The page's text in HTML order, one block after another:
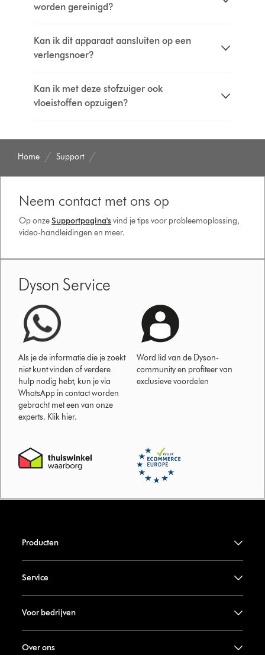
worden gereinigd?
Kan ik dit apparaat aansluiten op een
verlengsnoer?
Kan ik met deze stofzuiger ook
vloeistoffen opzuigen?
Home Support
Neem contact met ons op
Op onzeSupportpagina'svind je tips voor probleemoplossing,
video-handleidingen en meer.
Dyson Service
Als je de informatie die je zoekt
niet kunt vinden of verdere
hulp nodig hebt, kun je via
WhatsApp in contact worden
gebracht met een van onze
experts. Klik hier.
Word lid van de Dyson-
community en profiteer van
exclusieve voordelen
Producten
Service
Voor bedrijven
Over ons